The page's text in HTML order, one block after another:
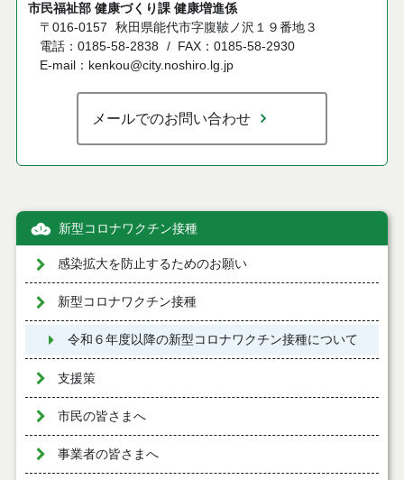
市民福祉部 健康づくり課 健康増進係
〒016-0157
秋田県能代市字腹鞁ノ沢１９番地３
電話：0185-58-2838
FAX：0185-58-2930
E-mail：kenkou@city.noshiro.lg.jp
メールでのお問い合わせ
新型コロナワクチン接種
感染拡大を防止するためのお願い
新型コロナワクチン接種
令和６年度以降の新型コロナワクチン接種について
支援策
市民の皆さまへ
事業者の皆さまへ